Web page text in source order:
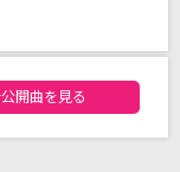
キング
開曲を見る